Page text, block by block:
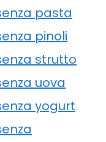
pasta
pinoli
strutto
uova
yogurt